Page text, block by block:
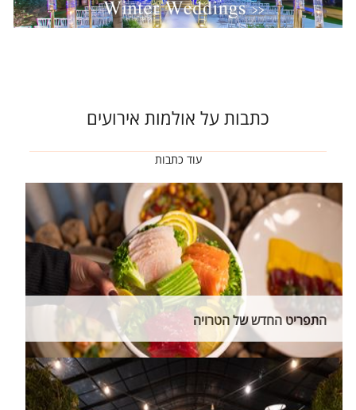
כתבות על אולמות אירועים
עוד כתבות
התפריט החדש של הטרויה